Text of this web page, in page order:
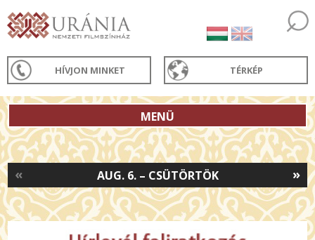
HÍVJON MINKET TÉRKÉP
MENÜ
»
AUG. 6. – CSÜTÖRTÖK
«